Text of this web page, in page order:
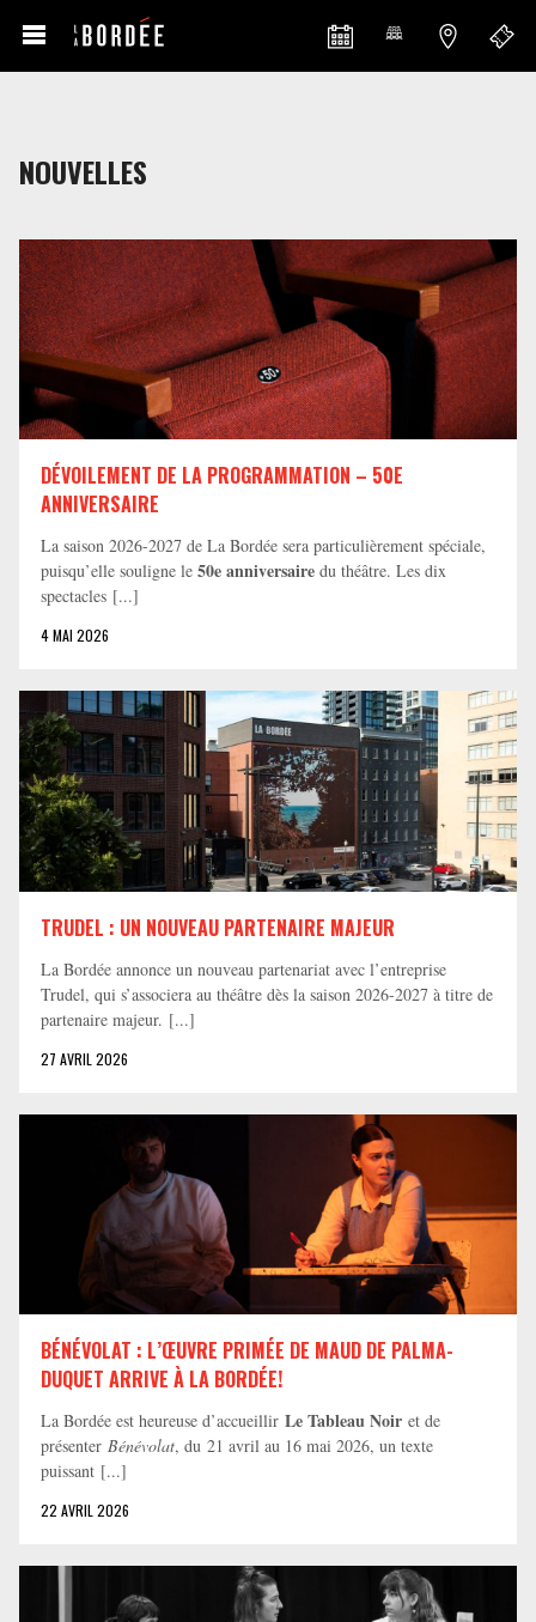
NOUVELLES
DÉVOILEMENT DE LA PROGRAMMATION – 50E
ANNIVERSAIRE
La saison 2026-2027 de La Bordée sera particulièrement spéciale,
puisqu’elle souligne le 50e anniversaire du théâtre. Les dix
spectacles [...]
4 MAI 2026
TRUDEL : UN NOUVEAU PARTENAIRE MAJEUR
La Bordée annonce un nouveau partenariat avec l’entreprise
Trudel, qui s’associera au théâtre dès la saison 2026-2027 à titre de
partenaire majeur. [...]
27 AVRIL 2026
BÉNÉVOLAT : L’ŒUVRE PRIMÉE DE MAUD DE PALMA-
DUQUET ARRIVE À LA BORDÉE!
La Bordée est heureuse d’accueillir Le Tableau Noir et de
présenter Bénévolat, du 21 avril au 16 mai 2026, un texte
puissant [...]
22 AVRIL 2026